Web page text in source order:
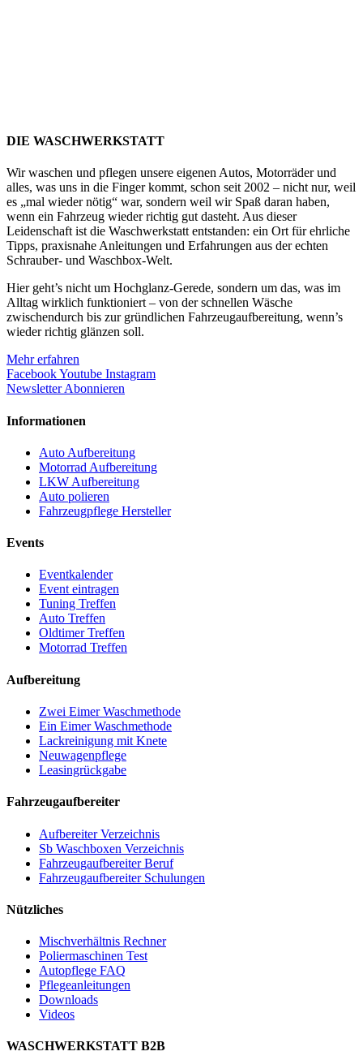
DIE WASCHWERKSTATT
Wir waschen und pflegen unsere eigenen Autos, Motorräder und
alles, was uns in die Finger kommt, schon seit 2002 – nicht nur, weil
es „mal wieder nötig“ war, sondern weil wir Spaß daran haben,
wenn ein Fahrzeug wieder richtig gut dasteht. Aus dieser
Leidenschaft ist die Waschwerkstatt entstanden: ein Ort für ehrliche
Tipps, praxisnahe Anleitungen und Erfahrungen aus der echten
Schrauber- und Waschbox-Welt.
Hier geht’s nicht um Hochglanz-Gerede, sondern um das, was im
Alltag wirklich funktioniert – von der schnellen Wäsche
zwischendurch bis zur gründlichen Fahrzeugaufbereitung, wenn’s
wieder richtig glänzen soll.
Mehr erfahren
FacebookYoutube Instagram
Newsletter Abonnieren
Informationen
Auto Aufbereitung
Motorrad Aufbereitung
LKW Aufbereitung
Auto polieren
Fahrzeugpflege Hersteller
Events
Eventkalender
Event eintragen
Tuning Treffen
Auto Treffen
Oldtimer Treffen
Motorrad Treffen
Aufbereitung
Zwei Eimer Waschmethode
Ein Eimer Waschmethode
Lackreinigung mit Knete
Neuwagenpflege
Leasingrückgabe
Fahrzeugaufbereiter
Aufbereiter Verzeichnis
Sb Waschboxen Verzeichnis
Fahrzeugaufbereiter Beruf
Fahrzeugaufbereiter Schulungen
Nützliches
Mischverhältnis Rechner
Poliermaschinen Test
Autopflege FAQ
Pflegeanleitungen
Downloads
Videos
WASCHWERKSTATT B2B